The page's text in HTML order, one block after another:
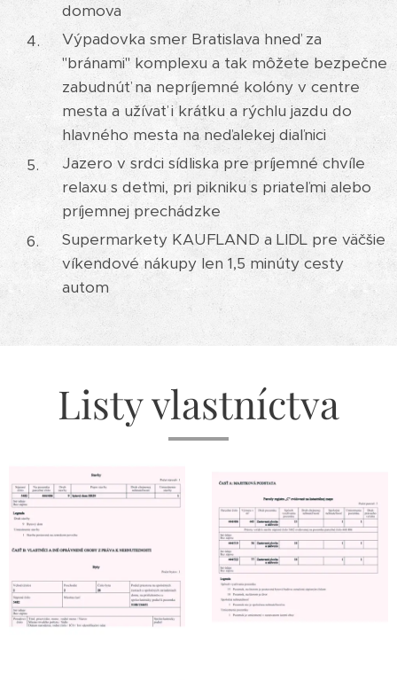
domova
Výpadovka smer Bratislava hneď za
"bránami" komplexu a tak môžete bezpečne
zabudnúť na nepríjemné kolóny v centre
mesta a užívať i krátku a rýchlu jazdu do
hlavného mesta na neďalekej diaľnici
Jazero v srdci sídliska pre príjemné chvíle
relaxu s deťmi, pri pikniku s priateľmi alebo
príjemnej prechádzke
Supermarkety KAUFLAND a LIDL pre väčšie
víkendové nákupy len 1,5 minúty cesty
autom
Listy vlastníctva